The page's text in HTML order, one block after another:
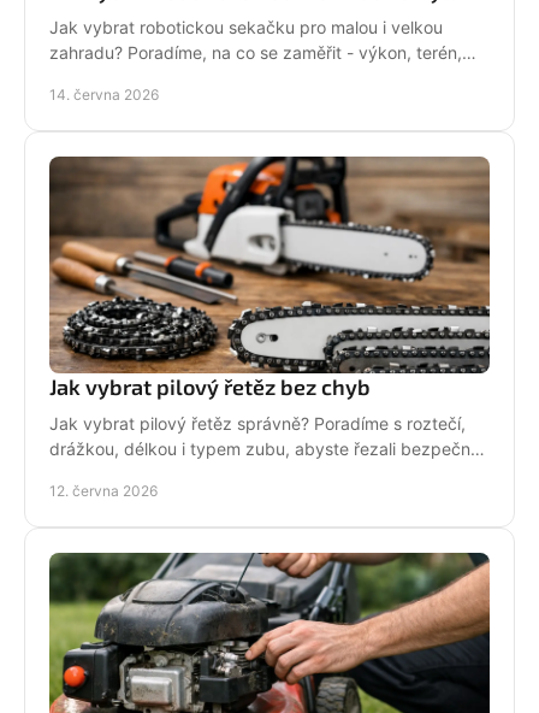
Jak vybrat robotickou sekačku pro malou i velkou
zahradu? Poradíme, na co se zaměřit - výkon, terén,
14. června 2026
Jak vybrat pilový řetěz bez chyb
Jak vybrat pilový řetěz správně? Poradíme s roztečí,
drážkou, délkou i typem zubu, abyste řezali bezpečně,
12. června 2026